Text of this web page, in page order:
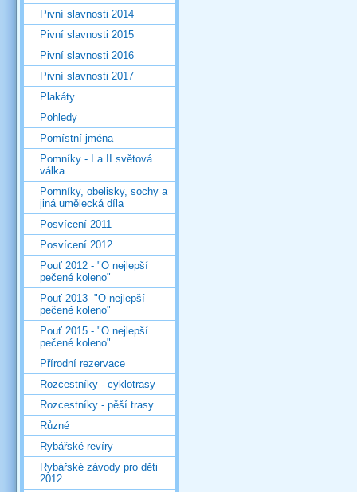
Pivní slavnosti 2014
Pivní slavnosti 2015
Pivní slavnosti 2016
Pivní slavnosti 2017
Plakáty
Pohledy
Pomístní jména
Pomníky - I a II světová
válka
Pomníky, obelisky, sochy a
jiná umělecká díla
Posvícení 2011
Posvícení 2012
Pouť 2012 - "O nejlepší
pečené koleno"
Pouť 2013 -"O nejlepší
pečené koleno"
Pouť 2015 - "O nejlepší
pečené koleno"
Přírodní rezervace
Rozcestníky - cyklotrasy
Rozcestníky - pěší trasy
Různé
Rybářské revíry
Rybářské závody pro děti
2012